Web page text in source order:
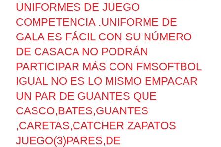
UNIFORMES DE JUEGO
COMPETENCIA .UNIFORME DE
GALA ES FÁCIL CON SU NÚMERO
DE CASACA NO PODRÁN
PARTICIPAR MÁS CON FMSOFTBOL
IGUAL NO ES LO MISMO EMPACAR
UN PAR DE GUANTES QUE
CASCO,BATES,GUANTES
,CARETAS,CATCHER ZAPATOS
JUEGO(3)PARES,DE